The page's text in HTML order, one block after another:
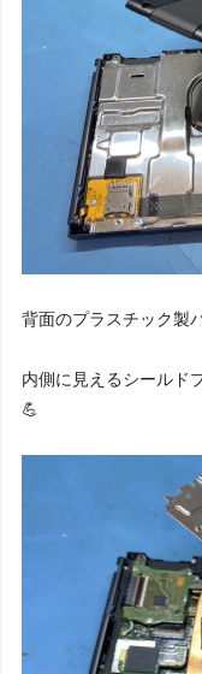
背面のプラスチック製
内側に見えるシールド
💪